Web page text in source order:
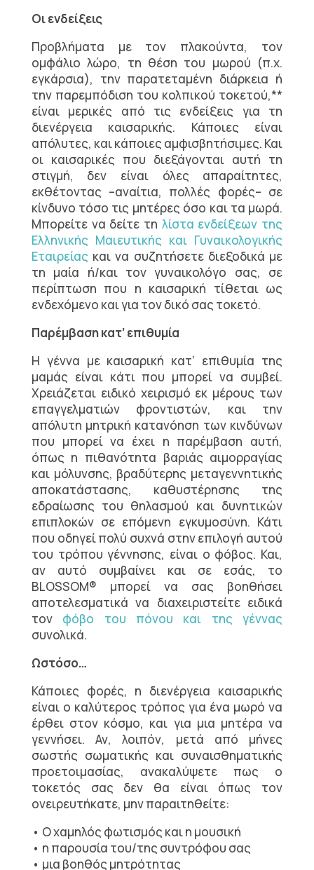
Οι ενδείξεις
Προβλήματα με τον πλακούντα, τον
ομφάλιο λώρο, τη θέση του μωρού (π.χ.
εγκάρσια), την παρατεταμένη διάρκεια ή
την παρεμπόδιση του κολπικού τοκετού,**
είναι μερικές από τις ενδείξεις για τη
διενέργεια καισαρικής. Κάποιες είναι
απόλυτες, και κάποιες αμφισβητήσιμες. Και
οι καισαρικές που διεξάγονται αυτή τη
στιγμή, δεν είναι όλες απαραίτητες,
εκθέτοντας –αναίτια, πολλές φορές– σε
κίνδυνο τόσο τις μητέρες όσο και τα μωρά.
Μπορείτε να δείτε τη λίστα ενδείξεων της
Ελληνικής Μαιευτικής και Γυναικολογικής
Εταιρείας και να συζητήσετε διεξοδικά με
τη μαία ή/και τον γυναικολόγο σας, σε
περίπτωση που η καισαρική τίθεται ως
ενδεχόμενο και για τον δικό σας τοκετό.
Παρέμβαση κατ’ επιθυμία
Η γέννα με καισαρική κατ’ επιθυμία της
μαμάς είναι κάτι που μπορεί να συμβεί.
Χρειάζεται ειδικό χειρισμό εκ μέρους των
επαγγελματιών φροντιστών, και την
απόλυτη μητρική κατανόηση των κινδύνων
που μπορεί να έχει η παρέμβαση αυτή,
όπως η πιθανότητα βαριάς αιμορραγίας
και μόλυνσης, βραδύτερης μεταγεννητικής
αποκατάστασης, καθυστέρησης της
εδραίωσης του θηλασμού και δυνητικών
επιπλοκών σε επόμενη εγκυμοσύνη. Κάτι
που οδηγεί πολύ συχνά στην επιλογή αυτού
του τρόπου γέννησης, είναι ο φόβος. Και,
αν αυτό συμβαίνει και σε εσάς, το
BLOSSOM® μπορεί να σας βοηθήσει
αποτελεσματικά να διαχειριστείτε ειδικά
τον φόβο του πόνου και της γέννας
συνολικά.
Ωστόσο…
Κάποιες φορές, η διενέργεια καισαρικής
είναι ο καλύτερος τρόπος για ένα μωρό να
έρθει στον κόσμο, και για μια μητέρα να
γεννήσει. Αν, λοιπόν, μετά από μήνες
σωστής σωματικής και συναισθηματικής
προετοιμασίας, ανακαλύψετε πως ο
τοκετός σας δεν θα είναι όπως τον
ονειρευτήκατε, μην παραιτηθείτε:
• Ο χαμηλός φωτισμός και η μουσική
• η παρουσία του/της συντρόφου σας
• μια βοηθός μητρότητας